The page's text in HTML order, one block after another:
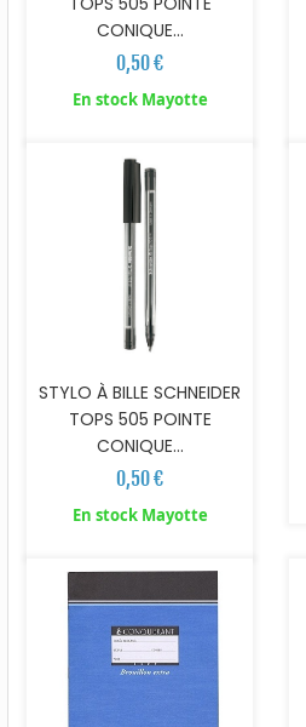
CONIQUE...
0,50 €
En stock Mayotte
STYLO À BILLE SCHNEIDER
TOPS 505 POINTE
CONIQUE...
0,50 €
En stock Mayotte